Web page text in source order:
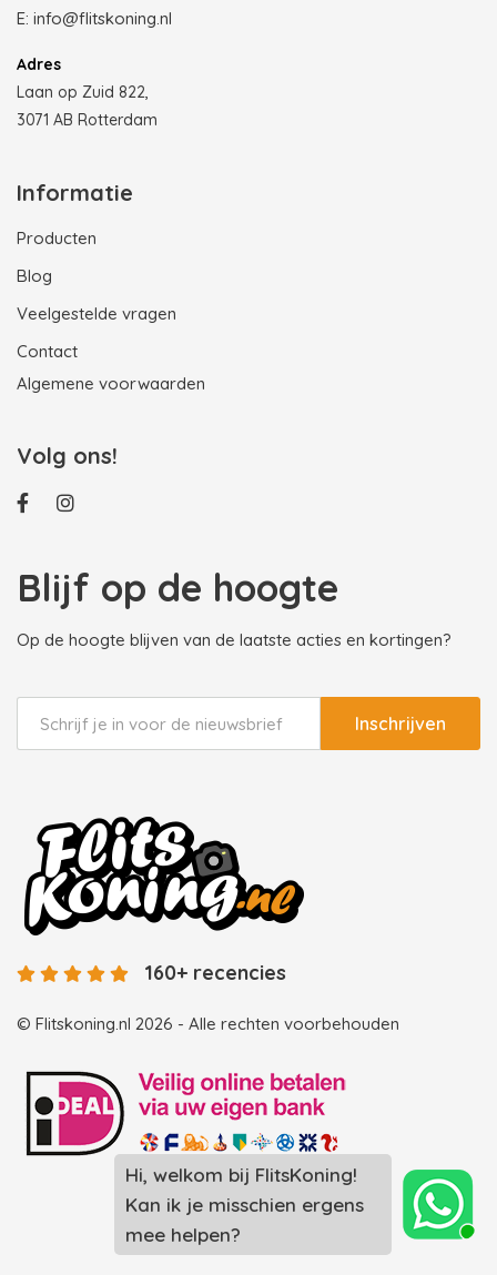
E: info@flitskoning.nl
Adres
Laan op Zuid 822,
3071 AB Rotterdam
Informatie
Producten
Blog
Veelgestelde vragen
Contact
Algemene voorwaarden
Volg ons!
Blijf op de hoogte
Op de hoogte blijven van de laatste acties en kortingen?
Inschrijven
© Flitskoning.nl 2026 - Alle rechten voorbehouden
160+ recencies
Landingspagina overzicht photobooths
Landingspagina overzicht videobooths
Photobooth huren in Spijkenisse